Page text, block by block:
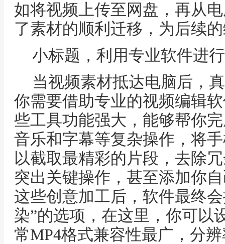
如将视频上传至网盘，再从
了素材的顺利迁移，为后续
小标题，利用专业软件进
当视频素材抵达电脑后，
你需要借助专业的视频编辑
些工具功能强大，能够帮你
音乐和字幕等复杂操作，将
以截取最精彩的片段，去除
突出关键操作，甚至添加你
这些创意加工后，软件最终
染”的选项，在这里，你可以
常MP4格式兼容性最广，分